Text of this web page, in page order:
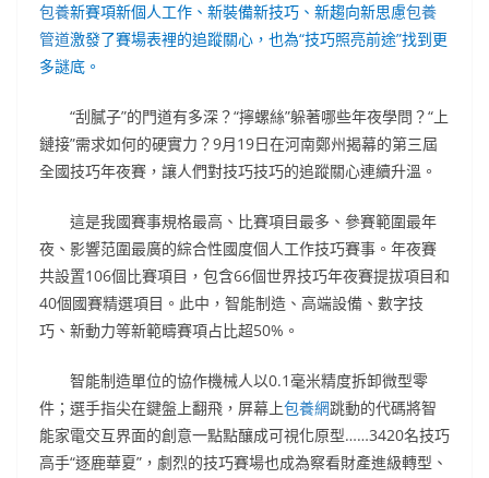
包養新賽項新個人工作、新裝備新技巧、新趨向新思慮包養
管道激發了賽場表裡的追蹤關心，也為“技巧照亮前途”找到更
多謎底。
“刮膩子”的門道有多深？“擰螺絲”躲著哪些年夜學問？“上
鏈接”需求如何的硬實力？9月19日在河南鄭州揭幕的第三屆
全國技巧年夜賽，讓人們對技巧技巧的追蹤關心連續升溫。
這是我國賽事規格最高、比賽項目最多、參賽範圍最年
夜、影響范圍最廣的綜合性國度個人工作技巧賽事。年夜賽
共設置106個比賽項目，包含66個世界技巧年夜賽提拔項目和
40個國賽精選項目。此中，智能制造、高端設備、數字技
巧、新動力等新範疇賽項占比超50%。
智能制造單位的協作機械人以0.1毫米精度拆卸微型零
件；選手指尖在鍵盤上翻飛，屏幕上包養網跳動的代碼將智
能家電交互界面的創意一點點釀成可視化原型……3420名技巧
高手“逐鹿華夏”，劇烈的技巧賽場也成為察看財產進級轉型、